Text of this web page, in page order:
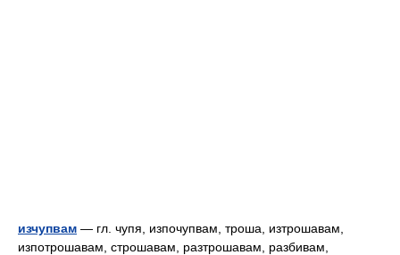
изчупвам — гл. чупя, изпочупвам, троша, изтрошавам,
изпотрошавам, строшавам, разтрошавам, разбивам,